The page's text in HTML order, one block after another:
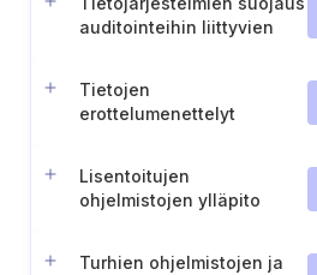
auditointeihin liittyvien
Tietojen
erottelumenettelyt
Lisentoitujen
ohjelmistojen ylläpito
Turhien ohjelmistojen ja